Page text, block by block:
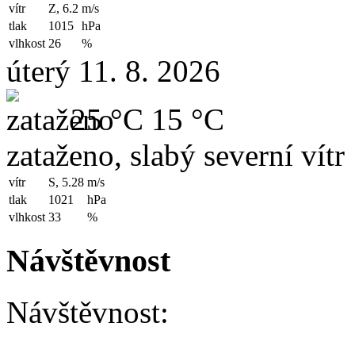
vítr Z, 6.2 m/s
tlak
1015 hPa
vlhkost 26 %
úterý 11. 8. 2026
25 °C 15 °C
zataženo, slabý severní vítr
vítr S, 5.28 m/s
tlak
1021
hPa
vlhkost 33 %
Návštěvnost
Návštěvnost: